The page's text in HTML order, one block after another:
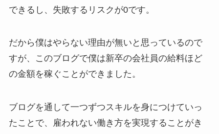
できるし、失敗するリスクが0です。
だから僕はやらない理由が無いと思っているので
すが、このブログで僕は新卒の会社員の給料ほど
の金額を稼ぐことができました。
ブログを通して一つずつスキルを身につけていっ
たことで、雇われない働き方を実現することがき